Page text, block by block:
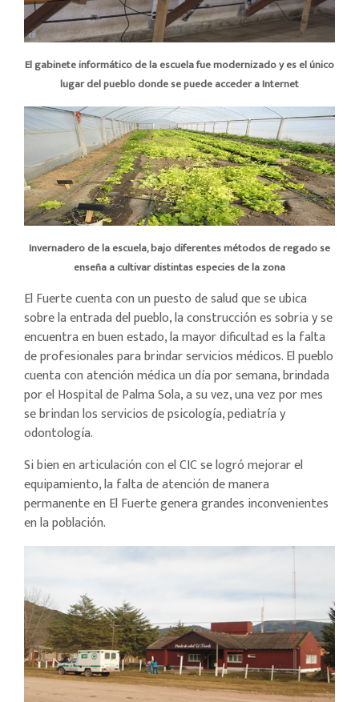
El gabinete informático de la escuela fue modernizado y es el único
lugar del pueblo donde se puede acceder a Internet
Invernadero de la escuela, bajo diferentes métodos de regado se
enseña a cultivar distintas especies de la zona
El Fuerte cuenta con un puesto de salud que se ubica
sobre la entrada del pueblo, la construcción es sobria y se
encuentra en buen estado, la mayor dificultad es la falta
de profesionales para brindar servicios médicos. El pueblo
cuenta con atención médica un día por semana, brindada
por el Hospital de Palma Sola, a su vez, una vez por mes
se brindan los servicios de psicología, pediatría y
odontología.
Si bien en articulación con el CIC se logró mejorar el
equipamiento, la falta de atención de manera
permanente en El Fuerte genera grandes inconvenientes
en la población.